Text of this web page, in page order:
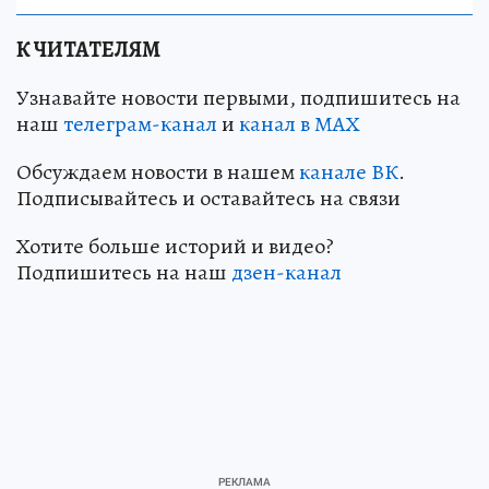
К ЧИТАТЕЛЯМ
Узнавайте новости первыми, подпишитесь на
наштелеграм-каналиканал в МАХ
Обсуждаем новости в нашемканале ВК.
Подписывайтесь и оставайтесь на связи
Хотите больше историй и видео?
Подпишитесь на наш дзен-канал